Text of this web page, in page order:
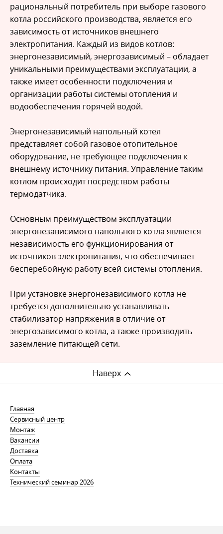
рациональный потребитель при выборе газового
котла российского производства, является его
зависимость от источников внешнего
электропитания. Каждый из видов котлов:
энергонезависимый, энергозависимый – обладает
уникальными преимуществами эксплуатации, а
также имеет особенности подключения и
организации работы системы отопления и
водообеспечения горячей водой.
Энергонезависимый напольный котел
представляет собой газовое отопительное
оборудование, не требующее подключения к
внешнему источнику питания. Управление таким
котлом происходит посредством работы
термодатчика.
Основным преимуществом эксплуатации
энергонезависимого напольного котла является
независимость его функционирования от
источников электропитания, что обеспечивает
бесперебойную работу всей системы отопления.
При установке энергонезависимого котла не
требуется дополнительно устанавливать
стабилизатор напряжения в отличие от
энергозависимого котла, а также производить
заземление питающей сети.
Наверх
Главная
Сервисный центр
Монтаж
Вакансии
Доставка
Оплата
Контакты
Технический семинар 2026